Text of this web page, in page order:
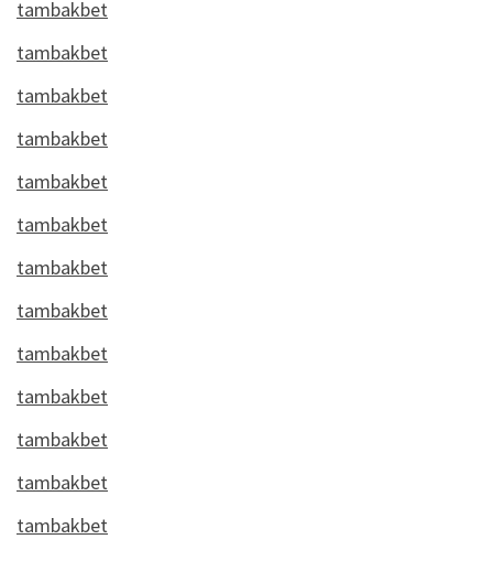
tambakbet
tambakbet
tambakbet
tambakbet
tambakbet
tambakbet
tambakbet
tambakbet
tambakbet
tambakbet
tambakbet
tambakbet
tambakbet